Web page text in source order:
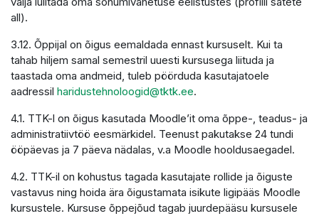
all).
3.12. Õppijal on õigus eemaldada ennast kursuselt. Kui ta
tahab hiljem samal semestril uuesti kursusega liituda ja
taastada oma andmeid, tuleb pöörduda kasutajatoele
aadressil haridustehnoloogid@tktk.ee.
4.1. TTK-l on õigus kasutada Moodle’it oma õppe-, teadus- ja
administratiivtöö eesmärkidel. Teenust pakutakse 24 tundi
ööpäevas ja 7 päeva nädalas, v.a Moodle hooldusaegadel.
4.2. TTK-il on kohustus tagada kasutajate rollide ja õiguste
vastavus ning hoida ära õigustamata isikute ligipääs Moodle
kursustele. Kursuse õppejõud tagab juurdepääsu kursusele